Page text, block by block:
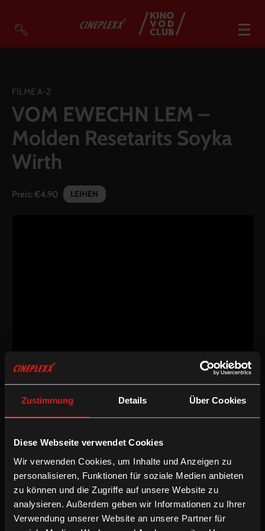
Zustimmung Details Über Cookies
Diese Webseite verwendet Cookies
Wir verwenden Cookies, um Inhalte und Anzeigen zu
personalisieren, Funktionen für soziale Medien anbieten
zu können und die Zugriffe auf unsere Website zu
analysieren. Außerdem geben wir Informationen zu Ihrer
Verwendung unserer Website an unsere Partner für
So geht’s
Filmpakete
Warenkorb
FILME A-Z
VOM EWECHN LEM –
Molden Resetarits Soyka
Wirth
Preis:€4.90 LEIHEN
Dokumentarfilm
Regie:Jürgen Moors
Drehbuch:Jürgen Moors
Hofmann
Besetzung:Ernst Molden, Willi Resetarits, Walther Soyka, Hannes
Wirth, Charlie Bader
Sprache & Untertitel:Deutsche OV
Dokumentarfilm